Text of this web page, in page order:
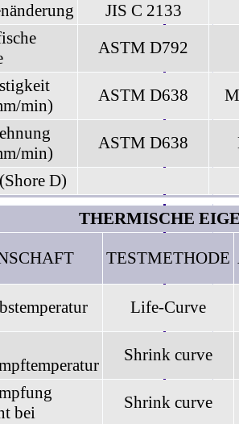
JIS C 2133
ASTM D792
min)
ASTM D638
min)
ASTM D638
D)
THERMISCHE
TESTMETHODE
Life-Curve
Shrink curve
bei
Shrink curve